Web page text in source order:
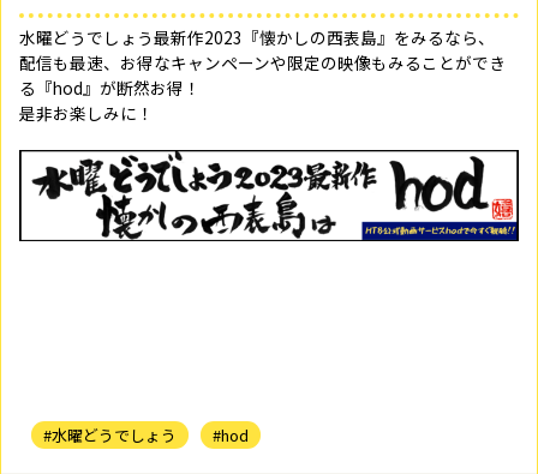
水曜どうでしょう最新作2023『懐かしの西表島』をみるなら、
配信も最速、お得なキャンペーンや限定の映像もみることができ
る『hod』が断然お得！
是非お楽しみに！
#水曜どうでしょう #hod